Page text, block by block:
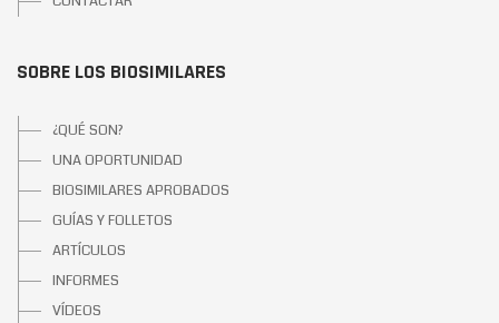
SOBRE LOS BIOSIMILARES
¿QUÉ SON?
UNA OPORTUNIDAD
BIOSIMILARES APROBADOS
GUÍAS Y FOLLETOS
ARTÍCULOS
INFORMES
VÍDEOS